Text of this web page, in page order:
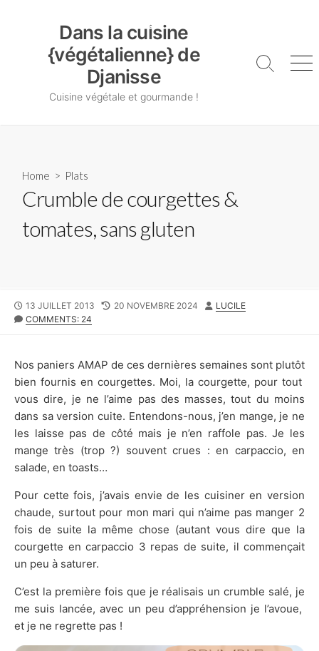
Dans la cuisine
{végétalienne} de
Djanisse
Cuisine végétale et gourmande !
Search
Home > Plats
Crumble de courgettes &
tomates, sans gluten
PUBLISHED
DATE
13 JUILLET 2013
LAST
20 NOVEMBRE 2024 AUTHOR
LUCILE
COMMENTS: 24
Nos paniers AMAP de ces dernières semaines sont plutôt
bien fournis en courgettes. Moi, la courgette, pour tout
vous dire, je ne l’aime pas des masses, tout du moins
dans sa version cuite. Entendons-nous, j’en mange, je ne
les laisse pas de côté mais je n’en raffole pas. Je les
mange très (trop ?) souvent crues : en carpaccio, en
salade, en toasts…
Pour cette fois, j’avais envie de les cuisiner en version
chaude, surtout pour mon mari qui n’aime pas manger 2
fois de suite la même chose (autant vous dire que la
courgette en carpaccio 3 repas de suite, il commençait
un peu à saturer.
C’est la première fois que je réalisais un crumble salé, je
me suis lancée, avec un peu d’appréhension je l’avoue,
et je ne regrette pas !